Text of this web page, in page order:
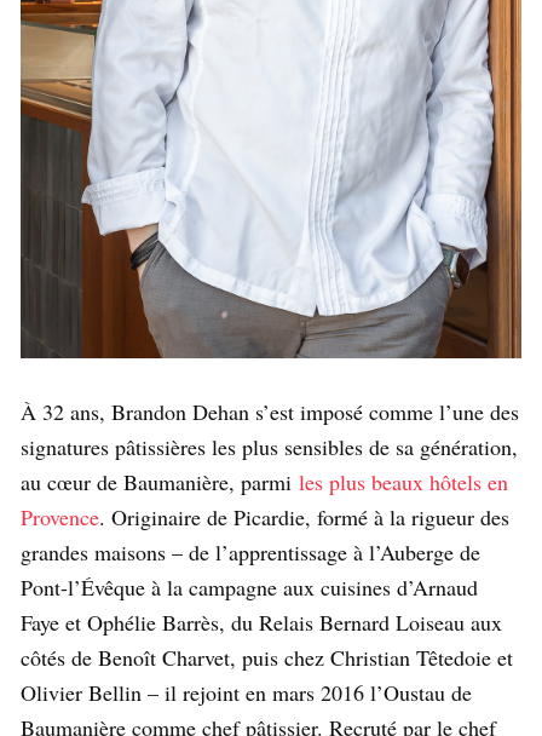
À 32 ans, Brandon Dehan s’est imposé comme l’une des
signatures pâtissières les plus sensibles de sa génération,
au cœur de Baumanière, parmi les plus beaux hôtels en
Provence. Originaire de Picardie, formé à la rigueur des
grandes maisons – de l’apprentissage à l’Auberge de
Pont-l’Évêque à la campagne aux cuisines d’Arnaud
Faye et Ophélie Barrès, du Relais Bernard Loiseau aux
côtés de Benoît Charvet, puis chez Christian Têtedoie et
Olivier Bellin – il rejoint en mars 2016 l’Oustau de
Baumanière comme chef pâtissier. Recruté par le chef